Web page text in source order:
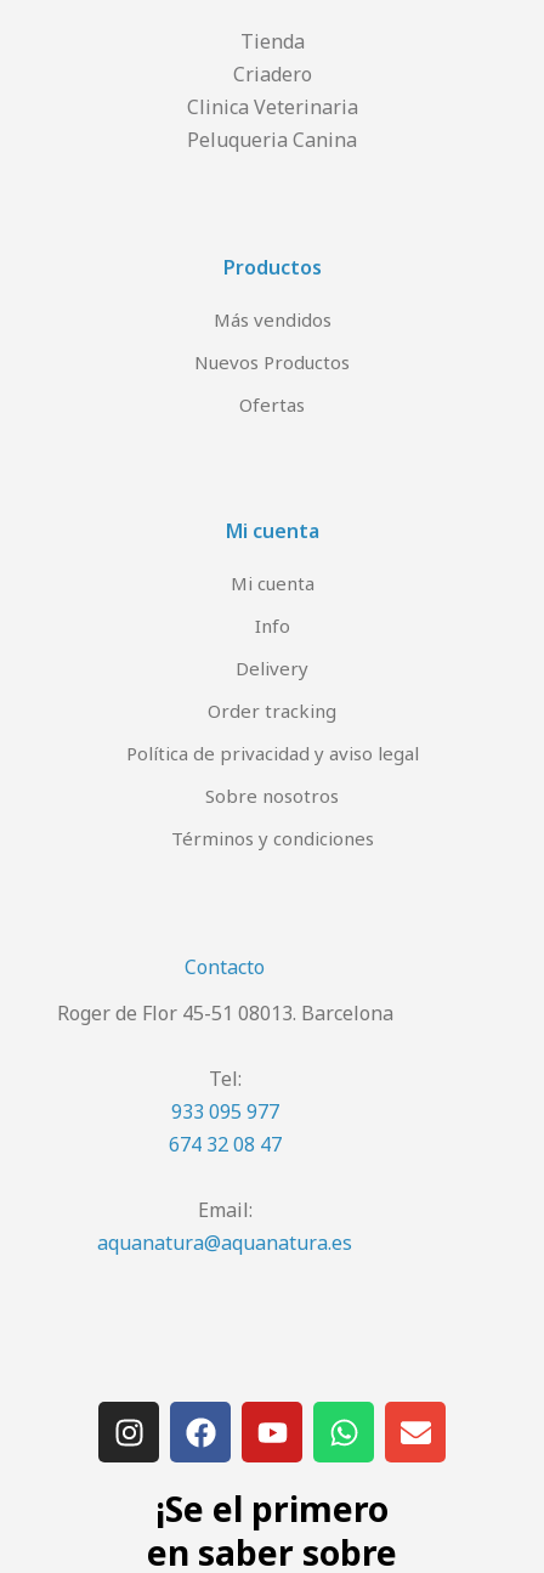
Tienda
Criadero
Clinica Veterinaria
Peluqueria Canina
Productos
Más vendidos
Nuevos Productos
Ofertas
Mi cuenta
Mi cuenta
Info
Delivery
Order tracking
Política de privacidad y aviso legal
Sobre nosotros
Términos y condiciones
Contacto
Roger de Flor 45-51 08013. Barcelona
Tel:
933 095 977
674 32 08 47
Email:
aquanatura@aquanatura.es
¡Se el primero
en saber sobre